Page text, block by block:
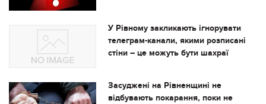
У Рівному закликають ігнорувати
телеграм-канали, якими розписані
стіни – це можуть бути шахраї
Засуджені на Рівненщині не
відбувають покарання, поки не